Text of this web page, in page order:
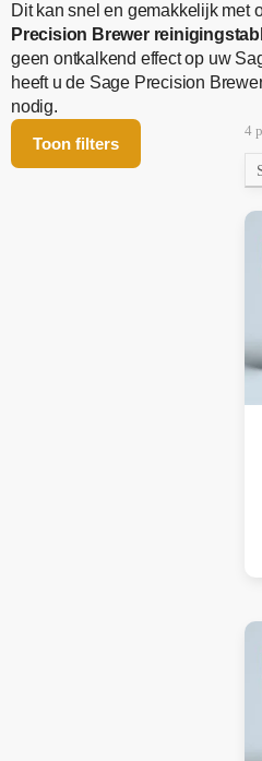
Dit kan snel en gemakkelijk met
Precision Brewer
geen ontkalkend effect op uw
heeft u de Sage Precision
nodig.
Toon filters
4